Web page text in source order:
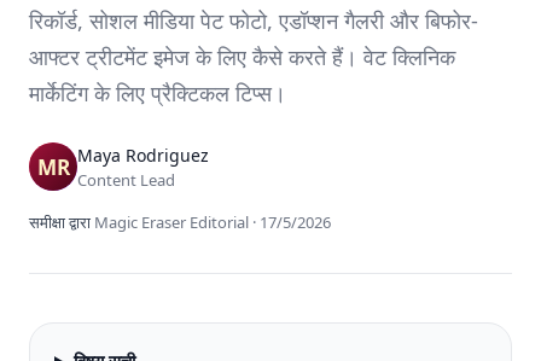
रिकॉर्ड, सोशल मीडिया पेट फोटो, एडॉप्शन गैलरी और बिफोर-
आफ्टर ट्रीटमेंट इमेज के लिए कैसे करते हैं। वेट क्लिनिक
मार्केटिंग के लिए प्रैक्टिकल टिप्स।
Maya Rodriguez
Content Lead
समीक्षा द्वारा Magic Eraser Editorial · 17/5/2026